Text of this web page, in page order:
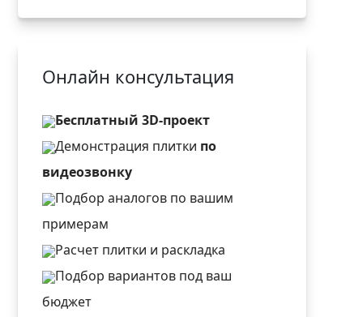
Онлайн консультация
Бесплатный 3D-проект
Демонстрация плитки по
видеозвонку
Подбор аналогов по вашим
примерам
Расчет плитки и раскладка
Подбор вариантов под ваш
бюджет